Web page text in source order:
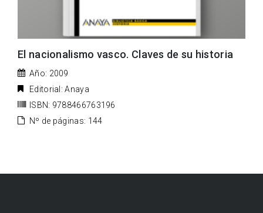
El nacionalismo vasco. Claves de su historia
Año: 2009
Editorial: Anaya
ISBN: 9788466763196
Nº de páginas: 144